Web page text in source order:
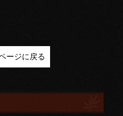
ージに戻る